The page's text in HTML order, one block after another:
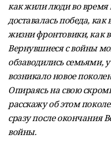
как жили люди во
доставалась победа,
жизни фронтовики, как
Вернувшиеся с войны
обзаводились семьями,
возникало новое
Опираясь на свою
расскажу об этом
сразу после окончания
войны.